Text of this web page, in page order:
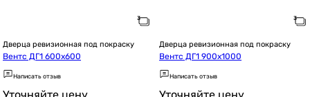
Дверца ревизионная под покраску
Вентс ДГ1 600х600
Написать отзыв
Дверца ревизионная под покраску
Вентс ДГ1 900х1000
Написать отзыв